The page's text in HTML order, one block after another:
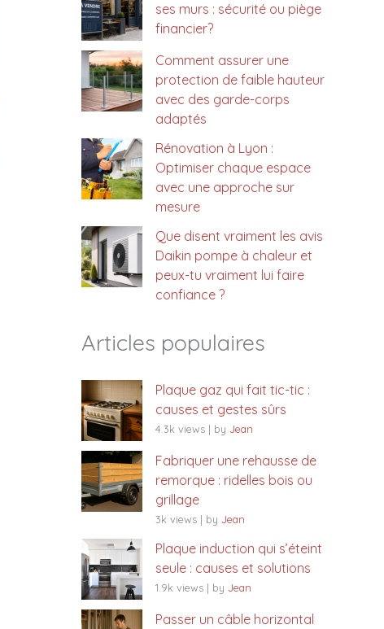
ses murs : sécurité ou piège
financier?
Comment assurer une
protection de faible hauteur
avec des garde-corps
adaptés
Rénovation à Lyon :
Optimiser chaque espace
avec une approche sur
mesure
Que disent vraiment les avis
Daikin pompe à chaleur et
peux-tu vraiment lui faire
confiance ?
Articles populaires
Plaque gaz qui fait tic-tic :
causes et gestes sûrs
4.3k views | by Jean
Fabriquer une rehausse de
remorque : ridelles bois ou
grillage
3k views | by Jean
Plaque induction qui s’éteint
seule : causes et solutions
1.9k views | by Jean
Passer un câble horizontal